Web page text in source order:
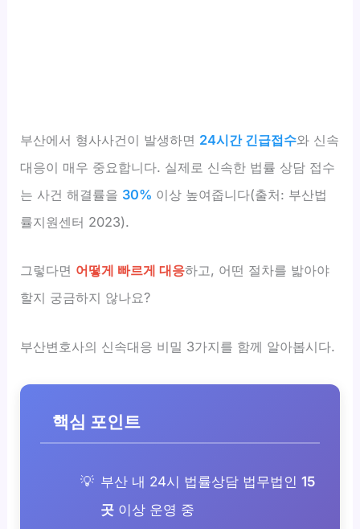
부산에서 형사사건이 발생하면 24시간 긴급접수와 신속
대응이 매우 중요합니다. 실제로 신속한 법률 상담 접수
는 사건 해결률을 30% 이상 높여줍니다(출처: 부산법
률지원센터 2023).
그렇다면 어떻게 빠르게 대응하고, 어떤 절차를 밟아야
할지 궁금하지 않나요?
부산변호사의 신속대응 비밀 3가지를 함께 알아봅시다.
핵심 포인트
부산 내 24시 법률상담 법무법인 15
곳이상 운영 중